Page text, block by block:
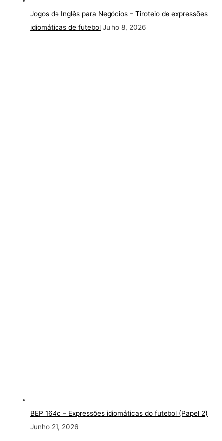
Jogos de Inglês para Negócios – Tiroteio de expressões
idiomáticas de futebol Julho 8, 2026
BEP 164c – Expressões idiomáticas do futebol (Papel 2)
Junho 21, 2026